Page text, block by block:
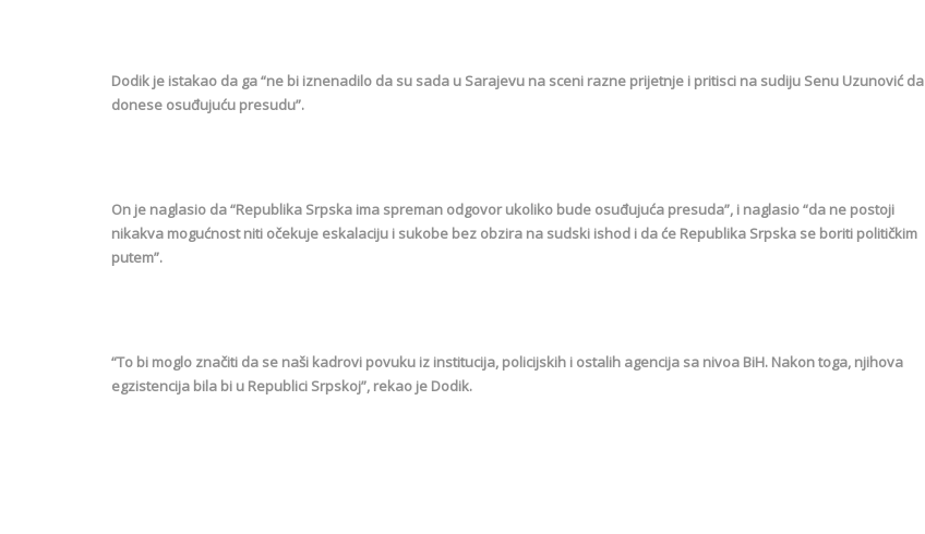
Dodik je istakao da ga “ne bi iznenadilo da su sada u Sarajevu na sceni razne prijetnje i pritisci na sudiju Senu Uzunović da
donese osuđujuću presudu”.
On je naglasio da “Republika Srpska ima spreman odgovor ukoliko bude osuđujuća presuda”, i naglasio “da ne postoji
nikakva mogućnost niti očekuje eskalaciju i sukobe bez obzira na sudski ishod i da će Republika Srpska se boriti političkim
putem”.
“To bi moglo značiti da se naši kadrovi povuku iz institucija, policijskih i ostalih agencija sa nivoa BiH. Nakon toga, njihova
egzistencija bila bi u Republici Srpskoj”, rekao je Dodik.